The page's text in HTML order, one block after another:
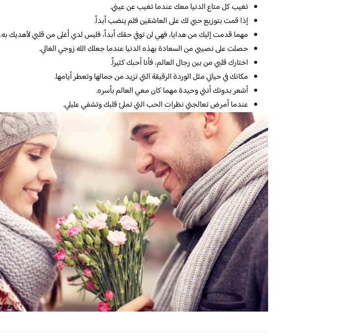
تغيب كل متاع الدنيا معك عندما تغيب عن عيني.
إذا قمت بتوزيع حبي لك على العاشقين فلم ينضب أبداً.
مهما قدمت إليك من هدايا، فهي لن توفي حقك أبداً، فليس لدي أغلى من قلبي لأهديك به.
حصلت على نصيبي من السعادة بهذه الدنيا عندما جعلك الله زوجي الغالي.
اختارك قلبي من بين رجال العالم، فأنا أحبك كثيراً.
مكانك في حياتي مثل الوردة الرقيقة التي تزيد من جمالها وتعطر أيامها.
أشعر بدونك أنني وحيدة مهما كان معي العالم بأسره.
عندما أمرض تعالجني نظرات الحب التي تملئ قلبك وتشفي عليلي.